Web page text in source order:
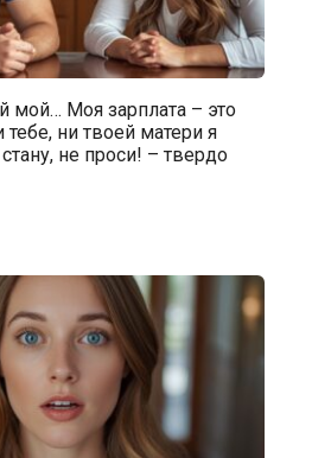
мой… Моя зарплата – это
ни твоей матери я
не проси! – твердо